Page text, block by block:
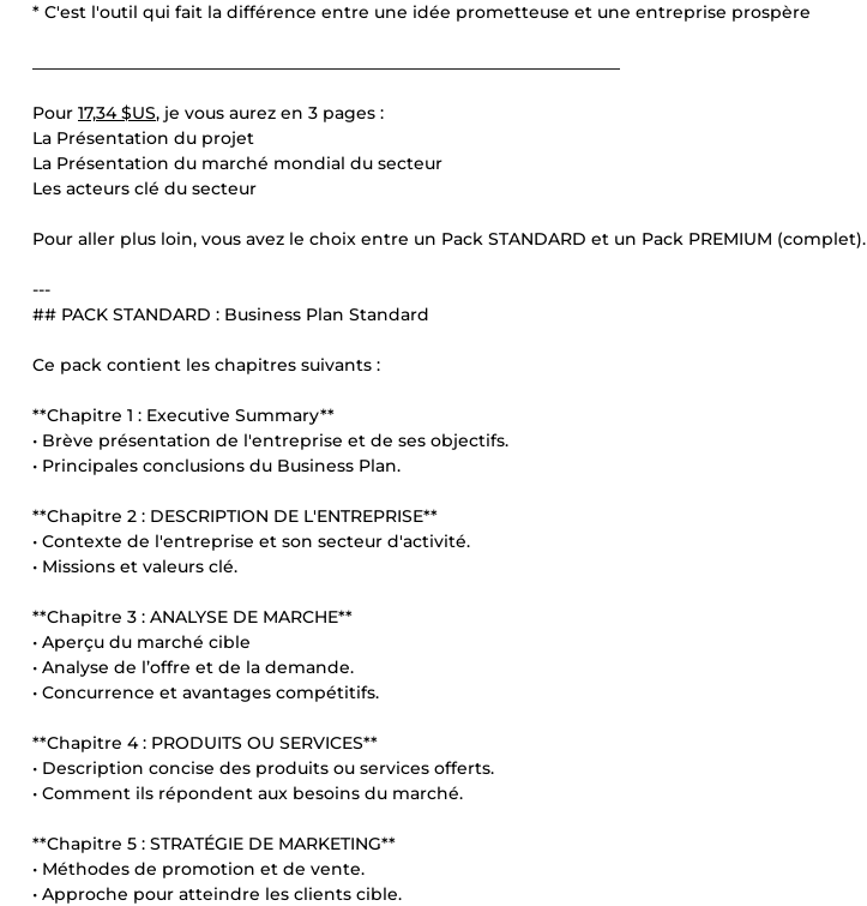
* C'est l'outil qui fait la différence entre une idée prometteuse et une entreprise prospère
Pour 17,34 $US, je vous aurez en 3 pages :
La Présentation du projet
La Présentation du marché mondial du secteur
Les acteurs clé du secteur
Pour aller plus loin, vous avez le choix entre un Pack STANDARD et un Pack PREMIUM (complet).
---
## PACK STANDARD : Business Plan Standard
Ce pack contient les chapitres suivants :
**Chapitre 1 : Executive Summary**
• Brève présentation de l'entreprise et de ses objectifs.
• Principales conclusions du Business Plan.
**Chapitre 2 : DESCRIPTION DE L'ENTREPRISE**
• Contexte de l'entreprise et son secteur d'activité.
• Missions et valeurs clé.
**Chapitre 3 : ANALYSE DE MARCHE**
• Aperçu du marché cible
• Analyse de l’offre et de la demande.
• Concurrence et avantages compétitifs.
**Chapitre 4 : PRODUITS OU SERVICES**
• Description concise des produits ou services offerts.
• Comment ils répondent aux besoins du marché.
**Chapitre 5 : STRATÉGIE DE MARKETING**
• Méthodes de promotion et de vente.
• Approche pour atteindre les clients cible.